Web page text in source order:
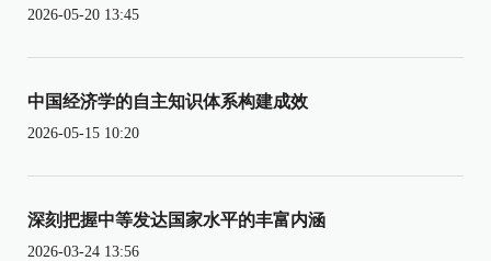
2026-05-20 13:45
中国经济学的自主知识体系构建成效
2026-05-15 10:20
深刻把握中等发达国家水平的丰富内涵
2026-03-24 13:56